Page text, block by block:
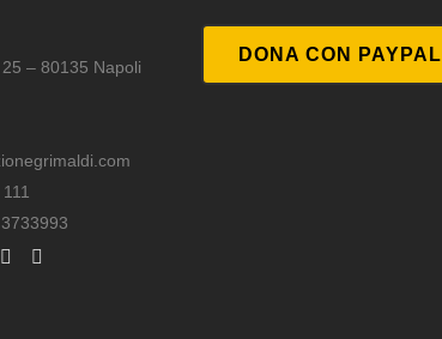
– 80135 Napoli
DONA CON PAYPAL